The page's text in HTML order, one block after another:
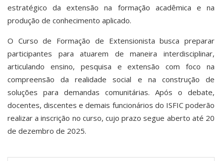
estratégico da extensão na formação acadêmica e na
produção de conhecimento aplicado.
O Curso de Formação de Extensionista busca preparar
participantes para atuarem de maneira interdisciplinar,
articulando ensino, pesquisa e extensão com foco na
compreensão da realidade social e na construção de
soluções para demandas comunitárias. Após o debate,
docentes, discentes e demais funcionários do ISFIC poderão
realizar a inscrição no curso, cujo prazo segue aberto até 20
de dezembro de 2025.